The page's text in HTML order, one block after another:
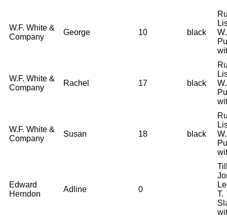
W.F. White &
Company
George 10 black
W.F. White &
Company
Rachel 17 black
W.F. White &
Company
Susan 18 black
Edward
Herndon
Adline 0
T.